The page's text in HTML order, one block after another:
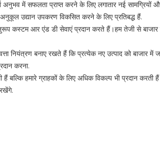
अनुभव में सफलता प्राप्त करने के लिए लगातार नई सामग्रियों और
उद्यान उपकरण विकसित करने के लिए प्रतिबद्ध हैं.
कस्टम आर एंड डी सेवाएं प्रदान करते हैं।हम तेजी से बाजार के
नियंत्रण बनाए रखते हैं कि प्रत्येक नए उत्पाद को बाजार में
करना.
हैं बल्कि हमारे ग्राहकों के लिए अधिक विकल्प भी प्रदान